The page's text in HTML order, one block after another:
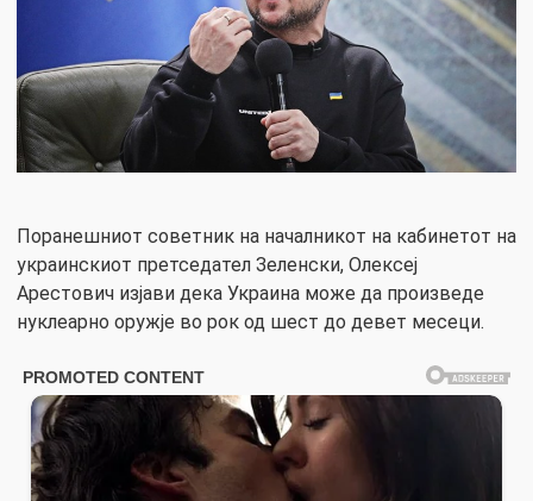
Поранешниот советник на началникот на кабинетот на
украинскиот претседател Зеленски, Олексеј
Арестович изјави дека Украина може да произведе
нуклеарно оружје во рок од шест до девет месеци.